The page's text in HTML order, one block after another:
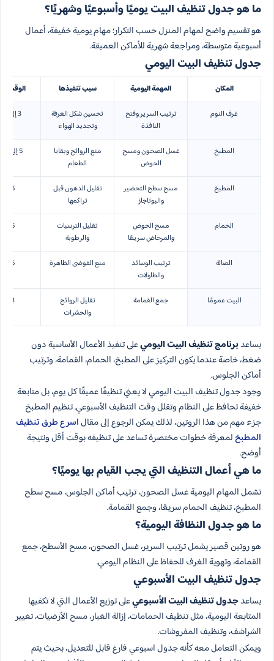
ما هو جدول تنظيف البيت يوميًا وأسبوعيًا وشهريًا؟
هو تقسيم واضح لمهام المنزل حسب التكرار؛ مهام يومية خفيفة، أعمال
أسبوعية متوسطة، ومراجعة شهرية للأماكن العميقة.
جدول تنظيف البيت اليومي
المكان المهمة اليومية سبب تنفيذها
الوقت
غرف النوم
ترتيب السرير وفتح
النافذة
تحسين شكل الغرفة
وتجديد الهواء
3 إلى 5 دقائق
المطبخ
غسل الصحون ومسح
الحوض
منع الروائح وبقايا
الطعام
5 إلى 10 دقائق
المطبخ
مسح سطح التحضير
والبوتاجاز
تقليل الدهون قبل
تراكمها
5 دقائق
الحمام
مسح الحوض
والمرحاض سريعًا
تقليل الترسبات
والرطوبة
5 دقائق
الصالة
ترتيب الوسائد
والطاولات
منع الفوضى الظاهرة 5 دقائق
البيت عمومًا جمع القمامة
تقليل الروائح
والحشرات
3 دقائق
يساعدبرنامج تنظيف البيت اليوميعلى تنفيذ الأعمال الأساسية دون
ضغط، خاصة عندما يكون التركيز على المطبخ، الحمام، القمامة، وترتيب
أماكن الجلوس.
وجود جدول تنظيف البيت اليومي لا يعني تنظيفًا عميقًا كل يوم، بل متابعة
خفيفة تحافظ على النظام وتقلل وقت التنظيف الأسبوعي. تنظيم المطبخ
جزء مهم من هذا الروتين، لذلك يمكن الرجوع إلى مقالاسرع طرق تنظيف
المطبخ لمعرفة خطوات مختصرة تساعد على تنظيفه بوقت أقل ونتيجة
أوضح.
ما هي أعمال التنظيف التي يجب القيام بها يوميًا؟
تشمل المهام اليومية غسل الصحون، ترتيب أماكن الجلوس، مسح سطح
المطبخ، تنظيف الحمام سريعًا، وجمع القمامة.
ما هو جدول النظافة اليومية؟
هو روتين قصير يشمل ترتيب السرير، غسل الصحون، مسح الأسطح، جمع
القمامة، وتهوية الغرف للحفاظ على النظام اليومي.
جدول تنظيف البيت الأسبوعي
يساعدجدول تنظيف البيت الأسبوعيعلى توزيع الأعمال التي لا تكفيها
المتابعة اليومية، مثل تنظيف الحمامات، إزالة الغبار، مسح الأرضيات، تغيير
الشراشف، وتنظيف المفروشات.
ويمكن التعامل معه كأنه جدول اسبوعي فارغ قابل للتعديل، بحيث يتم